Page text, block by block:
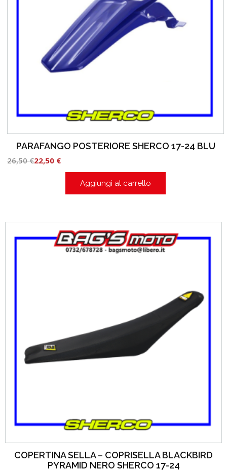
PARAFANGO POSTERIORE SHERCO 17-24 BLU
26,50€22,50 €
Aggiungi al carrello
COPERTINA SELLA – COPRISELLA BLACKBIRD
PYRAMID NERO SHERCO 17-24